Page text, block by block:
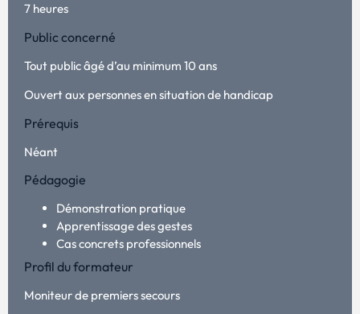
7 heures
Public concerné
Tout public âgé d’au minimum 10 ans
Ouvert aux personnes en situation de handicap
Prérequis
Néant
Pédagogie
Démonstration pratique
Apprentissage des gestes
Cas concrets professionnels
Profil du formateur
Moniteur de premiers secours